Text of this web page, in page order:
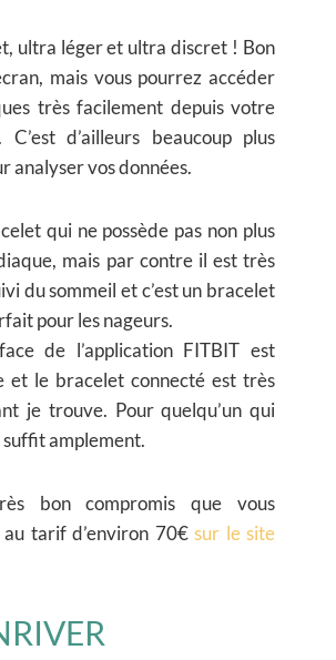
ultra léger et ultra discret ! Bon
mais vous pourrez accéder
très facilement depuis votre
C’est d’ailleurs beaucoup plus
analyser vos données.
qui ne possède pas non plus
mais par contre il est très
du sommeil et c’est un bracelet
pour les nageurs.
de l’application FITBIT est
et le bracelet connecté est très
je trouve. Pour quelqu’un qui
amplement.
bon compromis que vous
tarif d’environ 70€sur le site